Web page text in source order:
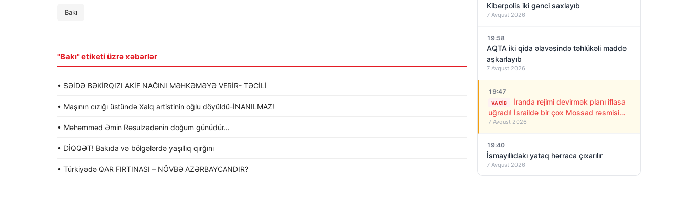
Bakı
"Bakı" etiketi üzrə xəbərlər
• SƏİDƏ BƏKİRQIZI AKİF NAĞINI MƏHKƏMƏYƏ VERİR- TƏCİLİ
• Maşının cızığı üstündə Xalq artistinin oğlu döyüldü-İNANILMAZ!
• Məhəmməd Əmin Rəsulzadənin doğum günüdür…
• DİQQƏT! Bakıda və bölgələrdə yaşıllıq qırğını
• Türkiyədə QAR FIRTINASI – NÖVBƏ AZƏRBAYCANDIR?
Kiberpolis iki gənci saxlayıb
7 Avqust 2026
19:58
AQTA iki qida əlavəsində təhlükəli maddə
aşkarlayıb
7 Avqust 2026
19:47
VACIB
İranda rejimi devirmək planı iflasa
uğradı! İsraildə bir çox Mossad rəsmisi
işdən çıxarıldı
7 Avqust 2026
19:40
İsmayıllıdakı yataq hərraca çıxarılır
7 Avqust 2026